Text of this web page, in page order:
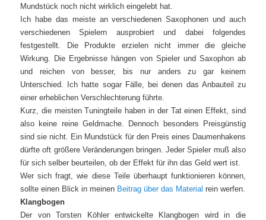
Mundstück noch nicht wirklich eingelebt hat.
Ich habe das meiste an verschiedenen Saxophonen und auch
verschiedenen Spielern ausprobiert und dabei folgendes
festgestellt. Die Produkte erzielen nicht immer die gleiche
Wirkung. Die Ergebnisse hängen von Spieler und Saxophon ab
und reichen von besser, bis nur anders zu gar keinem
Unterschied. Ich hatte sogar Fälle, bei denen das Anbauteil zu
einer erheblichen Verschlechterung führte.
Kurz, die meisten Tuningteile haben in der Tat einen Effekt, sind
also keine reine Geldmache. Dennoch besonders Preisgünstig
sind sie nicht. Ein Mundstück für den Preis eines Daumenhakens
dürfte oft größere Veränderungen bringen. Jeder Spieler muß also
für sich selber beurteilen, ob der Effekt für ihn das Geld wert ist.
Wer sich fragt, wie diese Teile überhaupt funktionieren können,
sollte einen Blick in meinen Beitrag über das Material rein werfen.
Klangbogen
Der von Torsten Köhler entwickelte Klangbogen wird in die